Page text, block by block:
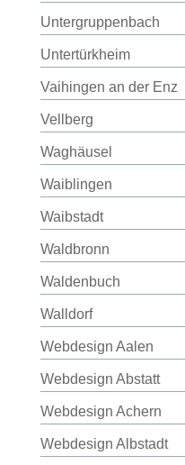
Untergruppenbach
Untertürkheim
Vaihingen an der Enz
Vellberg
Waghäusel
Waiblingen
Waibstadt
Waldbronn
Waldenbuch
Walldorf
Webdesign Aalen
Webdesign Abstatt
Webdesign Achern
Webdesign Albstadt